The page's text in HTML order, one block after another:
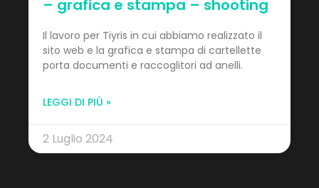
– grafica e stampa – shooting
Il lavoro per Tiyris in cui abbiamo realizzato il
sito web e la grafica e stampa di cartellette
porta documenti e raccoglitori ad anelli.
LEGGI DI PIÙ »
2 Luglio 2024